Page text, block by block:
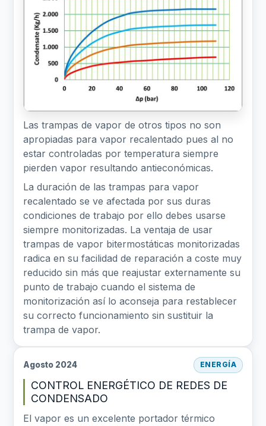
Las trampas de vapor de otros tipos no son
apropiadas para vapor recalentado pues al no
estar controladas por temperatura siempre
pierden vapor resultando antieconómicas.
La duración de las trampas para vapor
recalentado se ve afectada por sus duras
condiciones de trabajo por ello debes usarse
siempre monitorizadas. La ventaja de usar
trampas de vapor bitermostáticas monitorizadas
radica en su facilidad de reparación a coste muy
reducido sin más que reajustar externamente su
punto de trabajo cuando el sistema de
monitorización así lo aconseja para restablecer
su correcto funcionamiento sin sustituir la
trampa de vapor.
Agosto 2024 ENERGÍA
CONTROL ENERGÉTICO DE REDES DE
CONDENSADO
El vapor es un excelente portador térmico